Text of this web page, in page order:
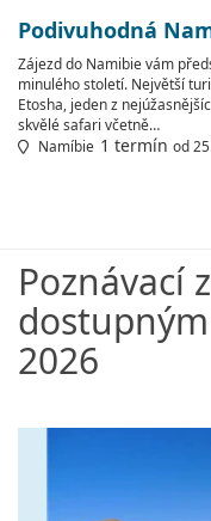
Podivuhodná
Zájezd do Namibie vám
minulého století. Největší
Etosha, jeden z
skvělé safari včetně…
Namíbie 1 termín od
Poznávací
2026